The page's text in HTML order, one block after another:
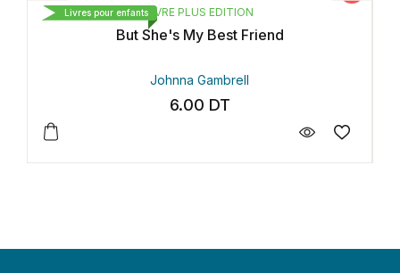
LIVRE PLUS EDITION
But She's My Best Friend
Johnna Gambrell
6.00 DT
Livres pour enfants